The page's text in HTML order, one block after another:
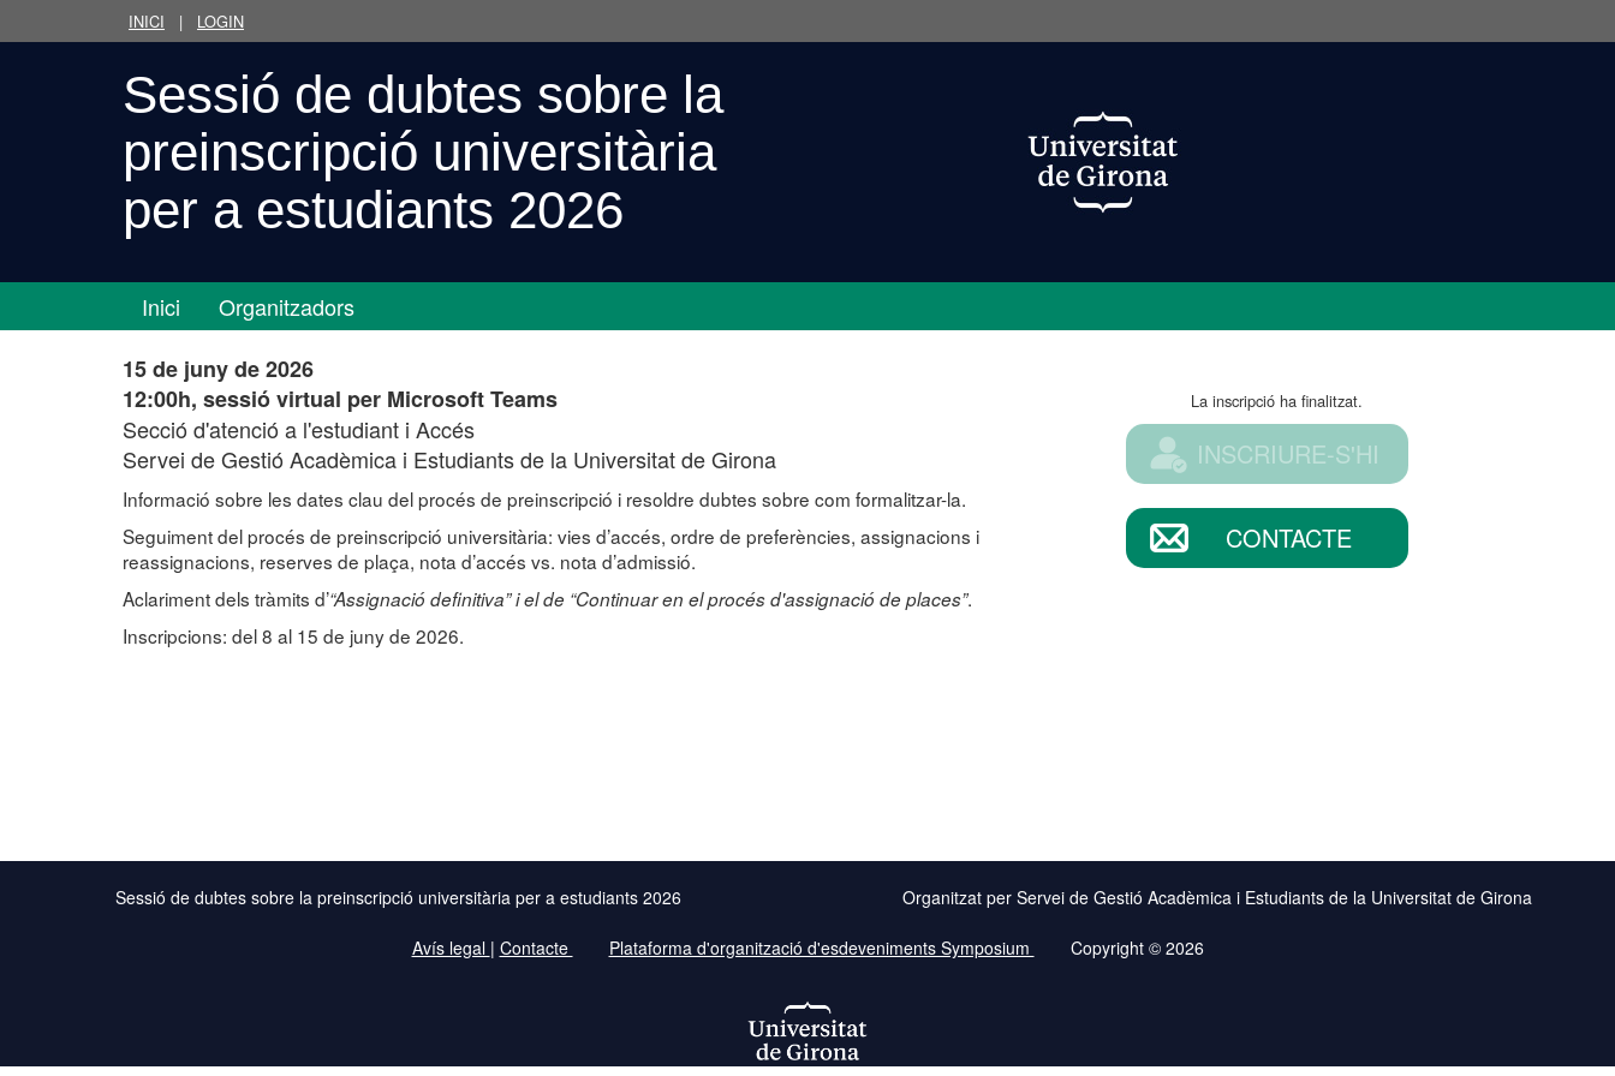
INICI | LOGIN
Sessió de dubtes sobre la
preinscripció universitària
per a estudiants 2026
Inici Organitzadors
La inscripció ha finalitzat.
INSCRIURE-S'HI
CONTACTE
15 de juny de 2026
12:00h, sessió virtual per Microsoft Teams
Secció d'atenció a l'estudiant i Accés
Servei de Gestió Acadèmica i Estudiants de la Universitat de Girona
Informació sobre les dates clau del procés de preinscripció i resoldre dubtes sobre com formalitzar-la.
Seguiment del procés de preinscripció universitària: vies d’accés, ordre de preferències, assignacions i
reassignacions, reserves de plaça, nota d’accés vs. nota d’admissió.
Aclariment dels tràmits d’“Assignació definitiva” i el de “Continuar en el procés d'assignació de places”.
Inscripcions: del 8 al 15 de juny de 2026.
Sessió de dubtes sobre la preinscripció universitària per a estudiants 2026 Organitzat per Servei de Gestió Acadèmica i Estudiants de la Universitat de Girona
Avís legal | Contacte Plataforma d'organització d'esdeveniments Symposium Copyright © 2026